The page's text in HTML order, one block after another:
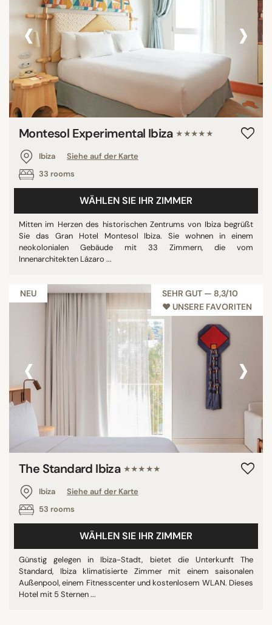
Familienzimmer
Fitness
Panoramic pools
Privater Pool
Privatstrand
Alle anzeigen
STERNE
ohne Klassifizierung
3 Sterne
BEWERTUNG
8/10
SUCHE
‹ ›
Montesol Experimental Ibiza ★★★★★
Ibiza
Siehe auf der Karte
33 rooms
WÄHLEN SIE IHR ZIMMER
Mitten im Herzen des historischen Zentrums von Ibiza begrüßt
Sie das Gran Hotel Montesol Ibiza. Sie wohnen in einem
neokolonialen Gebäude mit 33 Zimmern, die vom
Innenarchitekten Lázaro ...
NEU
SEHR GUT — 8,3/10
♥︎ UNSERE FAVORITEN
‹ ›
The Standard Ibiza ★★★★★
Ibiza
Siehe auf der Karte
53 rooms
WÄHLEN SIE IHR ZIMMER
Günstig gelegen in Ibiza-Stadt, bietet die Unterkunft The
Standard, Ibiza klimatisierte Zimmer mit einem saisonalen
Außenpool, einem Fitnesscenter und kostenlosem WLAN. Dieses
Hotel mit 5 Sternen ...